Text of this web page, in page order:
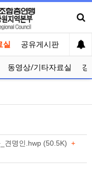
실 공유게시판 선거
동영상/기타자료실 강
견명인.hwp (50.5K) +